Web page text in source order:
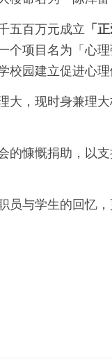
五百万元成立 「
个项目名为「心
园建立促进心理
大，现时身兼理
的慷慨捐助，以
员与学生的回忆